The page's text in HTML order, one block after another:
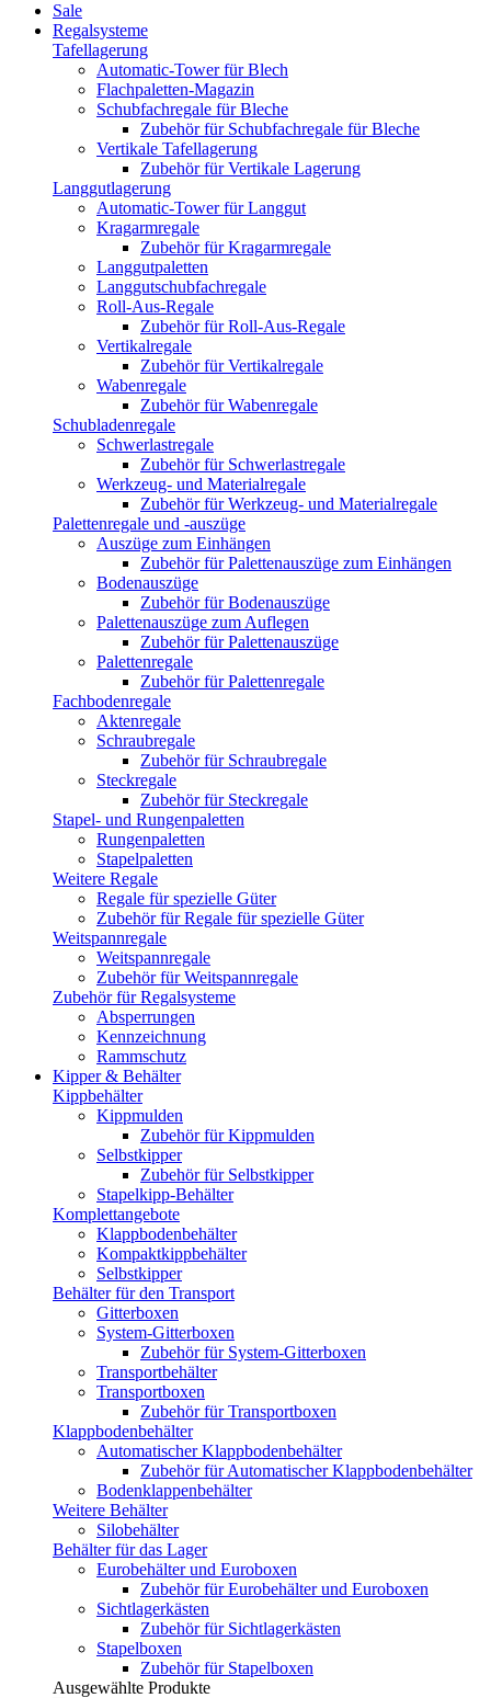
Sale
Regalsysteme
Tafellagerung
Automatic-Tower für Blech
Flachpaletten-Magazin
Schubfachregale für Bleche
Zubehör für Schubfachregale für Bleche
Vertikale Tafellagerung
Zubehör für Vertikale Lagerung
Langgutlagerung
Automatic-Tower für Langgut
Kragarmregale
Zubehör für Kragarmregale
Langgutpaletten
Langgutschubfachregale
Roll-Aus-Regale
Zubehör für Roll-Aus-Regale
Vertikalregale
Zubehör für Vertikalregale
Wabenregale
Zubehör für Wabenregale
Schubladenregale
Schwerlastregale
Zubehör für Schwerlastregale
Werkzeug- und Materialregale
Zubehör für Werkzeug- und Materialregale
Palettenregale und -auszüge
Auszüge zum Einhängen
Zubehör für Palettenauszüge zum Einhängen
Bodenauszüge
Zubehör für Bodenauszüge
Palettenauszüge zum Auflegen
Zubehör für Palettenauszüge
Palettenregale
Zubehör für Palettenregale
Fachbodenregale
Aktenregale
Schraubregale
Zubehör für Schraubregale
Steckregale
Zubehör für Steckregale
Stapel- und Rungenpaletten
Rungenpaletten
Stapelpaletten
Weitere Regale
Regale für spezielle Güter
Zubehör für Regale für spezielle Güter
Weitspannregale
Weitspannregale
Zubehör für Weitspannregale
Zubehör für Regalsysteme
Absperrungen
Kennzeichnung
Rammschutz
Kipper & Behälter
Kippbehälter
Kippmulden
Zubehör für Kippmulden
Selbstkipper
Zubehör für Selbstkipper
Stapelkipp-Behälter
Komplettangebote
Klappbodenbehälter
Kompaktkippbehälter
Selbstkipper
Behälter für den Transport
Gitterboxen
System-Gitterboxen
Zubehör für System-Gitterboxen
Transportbehälter
Transportboxen
Zubehör für Transportboxen
Klappbodenbehälter
Automatischer Klappbodenbehälter
Zubehör für Automatischer Klappbodenbehälter
Bodenklappenbehälter
Weitere Behälter
Silobehälter
Behälter für das Lager
Eurobehälter und Euroboxen
Zubehör für Eurobehälter und Euroboxen
Sichtlagerkästen
Zubehör für Sichtlagerkästen
Stapelboxen
Zubehör für Stapelboxen
Ausgewählte Produkte